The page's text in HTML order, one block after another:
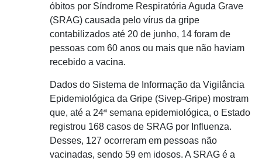
óbitos por Síndrome Respiratória Aguda Grave
(SRAG) causada pelo vírus da gripe
contabilizados até 20 de junho, 14 foram de
pessoas com 60 anos ou mais que não haviam
recebido a vacina.
Dados do Sistema de Informação da Vigilância
Epidemiológica da Gripe (Sivep-Gripe) mostram
que, até a 24ª semana epidemiológica, o Estado
registrou 168 casos de SRAG por Influenza.
Desses, 127 ocorreram em pessoas não
vacinadas, sendo 59 em idosos. A SRAG é a